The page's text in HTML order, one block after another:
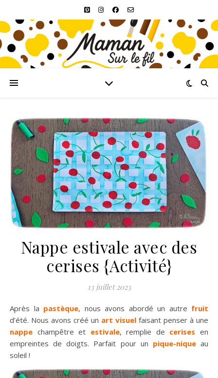
Nappe estivale avec des
cerises {Activité}
13 juillet 2023
Après la pastèque, nous avons abordé un autre fruit
d’été. Nous avons créé un art visuel faisant penser à une
nappe champêtre et estivale, remplie de cerises en
empreintes de doigts. Parfait pour un pique-niqueau
soleil !